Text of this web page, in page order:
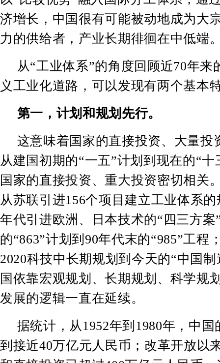
济增长，中国很有可能被动地成为大
力的供给者，产业长期徘徊在中低端
从“工业体系”的角度回顾近70年来
义工业化道路，可以发现有两个基本
第一，计划和规划先行。
这意味着国家的直接投资、大量投
从建国初期的“一五”计划到现在的“十
国家的直接投资、重大投资密切相关
从苏联引进156个项目建立工业体系
年代引进欧洲、日本技术的“ 四三方案
的“863”计划到90年代末的“985”工程
2020科技中长期规划到今天的“中国制
国依靠宏观规划、长期规划、科学规
发展的逻辑一直在延续。
据统计，从1952年到 1980年，中国
到接近40万亿元人民币；改革开放以